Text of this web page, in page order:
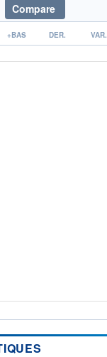
0%
BOURSOVIE LUX
Compare
r
+BAS DER. VAR.